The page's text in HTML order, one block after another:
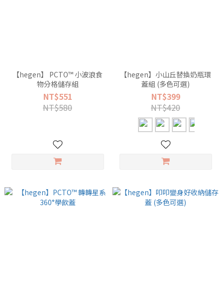
【hegen】 PCTO™ 小波浪食
物分格儲存組
NT$551
NT$580
【hegen】小山丘替換奶瓶環
蓋組 (多色可選)
NT$399
NT$420